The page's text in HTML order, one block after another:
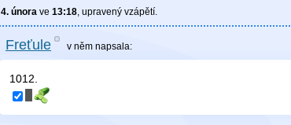
4. února ve 13:18 , upravený vzápětí
Freťule v němnapsala:
1012.